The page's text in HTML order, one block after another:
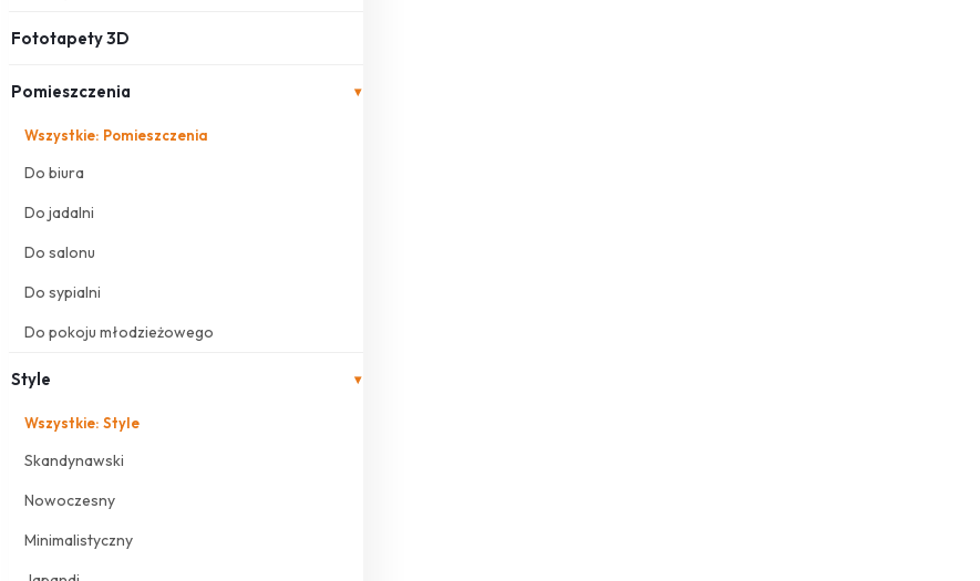
Fototapety 3D
Pomieszczenia ▾
Wszystkie: Pomieszczenia
Do biura
Do jadalni
Do salonu
Do sypialni
Do pokoju młodzieżowego
Style ▾
Wszystkie: Style
Skandynawski
Nowoczesny
Minimalistyczny